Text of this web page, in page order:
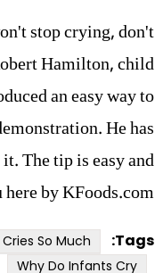
stop crying, don't
Hamilton, child
an easy way to
He has
The tip is easy and
by KFoods.com.
Tags:
So Much
Why Do Infants Cry